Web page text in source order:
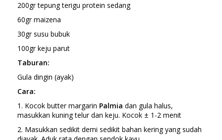
200gr tepung terigu protein sedang
60gr maizena
30gr susu bubuk
100gr keju parut
Taburan:
Gula dingin (ayak)
Cara:
1. Kocok butter margarin Palmia dan gula halus,
masukkan kuning telur dan keju. Kocok ± 1-2 menit
2. Masukkan sedikit demi sedikit bahan kering yang sudah